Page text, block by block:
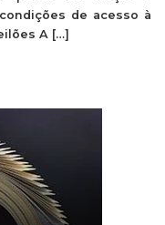
de acesso à
A […]